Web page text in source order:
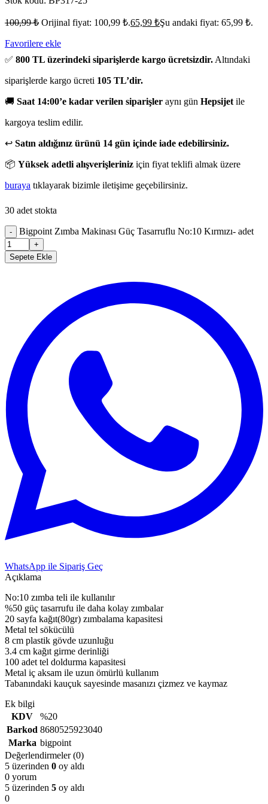
100,99₺ Orijinal fiyat: 100,99 ₺.65,99 ₺Şu andaki fiyat: 65,99 ₺.
Favorilere ekle
✅ 800 TL üzerindeki siparişlerde kargo ücretsizdir. Altındaki
siparişlerde kargo ücreti 105 TL’dir.
🚚 Saat 14:00’e kadar verilen siparişler aynı gün Hepsijet ile
kargoya teslim edilir.
↩️ Satın aldığınız ürünü 14 gün içinde iade edebilirsiniz.
📦 Yüksek adetli alışverişleriniz için fiyat teklifi almak üzere
buraya tıklayarak bizimle iletişime geçebilirsiniz.
30 adet stokta
- Bigpoint Zımba Makinası Güç Tasarruflu No:10 Kırmızı- adet
+
Sepete Ekle
WhatsApp ile Sipariş Geç
Açıklama
No:10 zımba teli ile kullanılır
%50 güç tasarrufu ile daha kolay zımbalar
20 sayfa kağıt(80gr) zımbalama kapasitesi
Metal tel sökücülü
8 cm plastik gövde uzunluğu
3.4 cm kağıt girme derinliği
100 adet tel doldurma kapasitesi
Metal iç aksam ile uzun ömürlü kullanım
Tabanındaki kauçuk sayesinde masanızı çizmez ve kaymaz
Ek bilgi
KDV
%20
Barkod 8680525923040
Marka bigpoint
Değerlendirmeler (0)
5 üzerinden 0 oy aldı
0 yorum
5 üzerinden 5 oy aldı
0